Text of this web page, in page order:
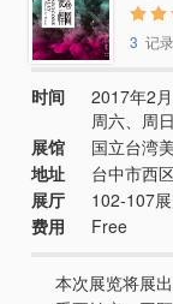
3 记录
时间
2017年2
周六、周
展馆
国立台湾
地址
台中市西
展厅
102-107
费用
Free
本次展览将展